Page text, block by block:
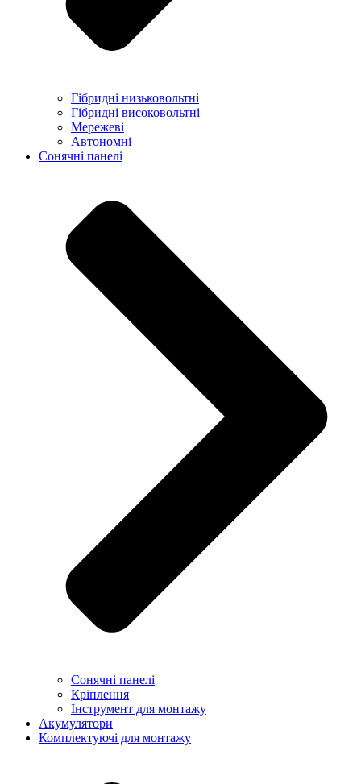
Гібридні низьковольтні
Гібридні високовольтні
Мережеві
Автономні
Сонячні панелі
Сонячні панелі
Кріплення
Інструмент для монтажу
Акумулятори
Комплектуючі для монтажу